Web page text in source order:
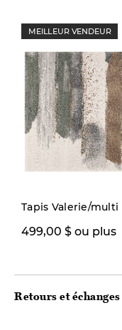
MEILLEUR VENDEUR
Tapis Valerie/multi
499,00 $ ou plus
Retours et échanges